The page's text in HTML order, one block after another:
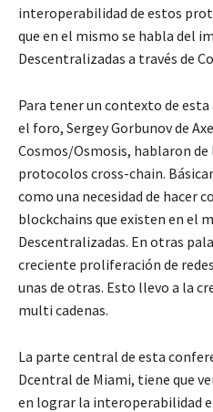
interoperabilidad de estos
que en el mismo se habla del
Descentralizadas a través de
Para tener un contexto de
el foro, Sergey Gorbunov de
Cosmos/Osmosis, hablaron
protocolos cross-chain.
como una necesidad de hacer
blockchains que existen en el
Descentralizadas. En otras
creciente proliferación de
unas de otras. Esto llevo a la
multi cadenas.
La parte central de esta
Dcentral de Miami, tiene que
en lograr la interoperabilidad